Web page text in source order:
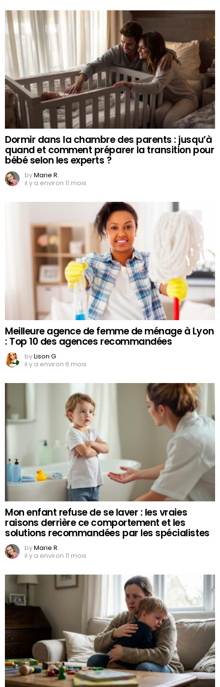
Dormir dans la chambre des parents : jusqu’à
quand et comment préparer la transition pour
bébé selon les experts ?
byMarie R.
il y a environ 11 mois
Meilleure agence de femme de ménage à Lyon
: Top 10 des agences recommandées
byLison G
il y a environ 6 mois
Mon enfant refuse de se laver : les vraies
raisons derrière ce comportement et les
solutions recommandées par les spécialistes
byMarie R.
il y a environ 11 mois